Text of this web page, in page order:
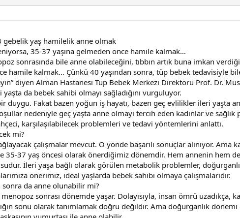
gebelik yaş hamilelik anne olmak
35-37 yaşına gelmeden önce hamile kalmak…
sonrasında bile anne olabileceğini, tıbbın artık buna imkan
hamile kalmak… Çünkü 40 yaşından sonra, tüp bebek tedavisiyle
diyen Alman Hastanesi Tüp Bebek Merkezi Direktörü Prof. Dr.
da bebek sahibi olmayı sağladığını vurguluyor.
duygu. Fakat bazen yoğun iş hayatı, bazen geç evlilikler ileri yaşta
nedeniyle geç yaşta anne olmayı tercih eden kadınlar ve
karşılaşılabilecek problemleri ve tedavi yöntemlerini anlattı.
mi?
çalışmalar mevcut. O yönde başarılı sonuçlar alınıyor.
37 yaş öncesi olarak önerdiğimiz dönemdir. Hem annenin hem de
İleri yaşa bağlı olarak görülen metabolik problemler,
önerimiz, ideal yaşlarda bebek sahibi olmaya çalışmalarıdır.
sonra da anne olunabilir mi?
sonrası dönemde yaşar. Dolayısıyla, insan ömrü
sonu olarak tanımlamak doğru değildir. Ama doğurganlık